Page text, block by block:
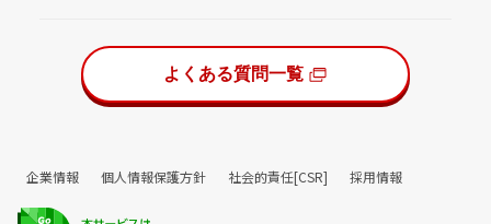
よくある質問一覧
企業情報 個人情報保護方針 社会的責任[CSR] 採用情報